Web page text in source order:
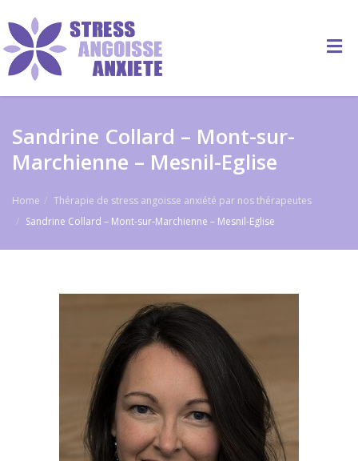
Sandrine Collard – Mont-sur-
Marchienne – Mesnil-Eglise
Home
Thérapie de stress angoisse anxiété par nos thérapeutes
Sandrine Collard – Mont-sur-Marchienne – Mesnil-Eglise